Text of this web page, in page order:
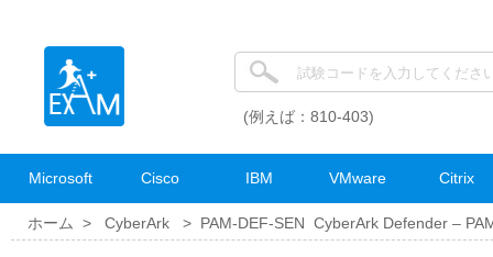
(例えば：810-403)
Microsoft Cisco IBM VMware Citrix
ホーム > CyberArk > PAM-DEF-SEN CyberArk Defender –